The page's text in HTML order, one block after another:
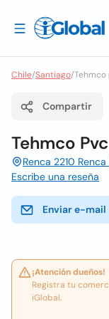
Chile/Santiago/
Compartir
Tehmco
Renca 2210
Escribe una reseña
Enviar e-mail
¡Atención dueños!
Registra tu
iGlobal.